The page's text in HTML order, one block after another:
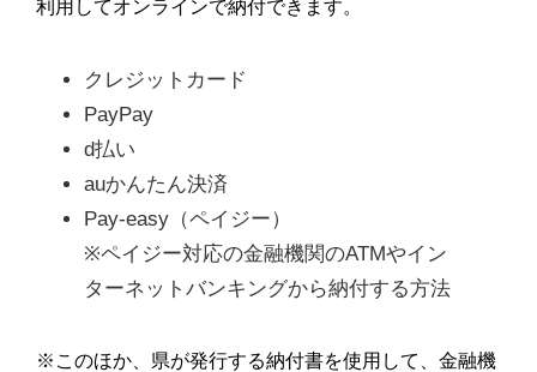
利用してオンラインで納付できます。
クレジットカード
PayPay
d払い
auかんたん決済
Pay-easy（ペイジー）
※ペイジー対応の金融機関のATMやイン
ターネットバンキングから納付する方法
※このほか、県が発行する納付書を使用して、金融機